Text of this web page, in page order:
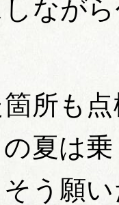
なが
所も
夏は
う願